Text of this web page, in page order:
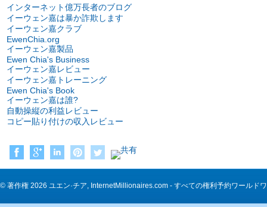
インターネット億万長者のブログ
イーウェン嘉は暴か詐欺します
イーウェン嘉クラブ
EwenChia.org
イーウェン嘉製品
Ewen Chia's Business
イーウェン嘉レビュー
イーウェン嘉トレーニング
Ewen Chia's Book
イーウェン嘉は誰?
自動操縦の利益レビュー
コピー貼り付けの収入レビュー
© 著作権 2026 ユエン·チア, InternetMillionaires.com - すべての権利予約ワールドワ